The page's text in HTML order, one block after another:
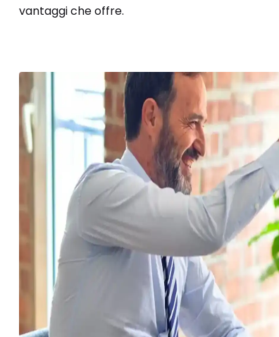
vantaggi che offre.